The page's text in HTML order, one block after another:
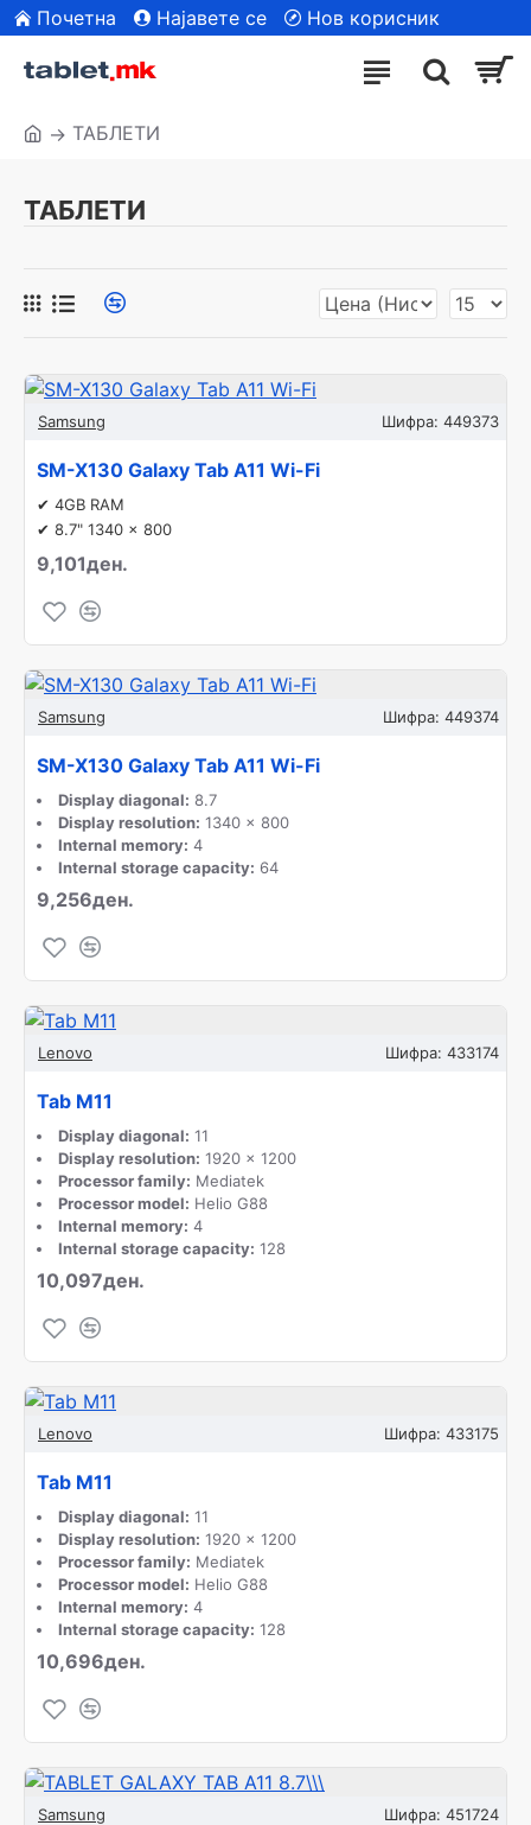
Почетна Најавете се
Нов корисник
ТАБЛЕТИ
ТАБЛЕТИ
Samsung Шифра: 449373
SM-X130 Galaxy Tab A11 Wi-Fi
✔ 4GB RAM
✔ 8.7" 1340 x 800
9,101ден.
Samsung Шифра: 449374
SM-X130 Galaxy Tab A11 Wi-Fi
Display diagonal: 8.7
Display resolution: 1340 x 800
Internal memory: 4
Internal storage capacity: 64
9,256ден.
Lenovo Шифра: 433174
Tab M11
Display diagonal: 11
Display resolution: 1920 x 1200
Processor family: Mediatek
Processor model: Helio G88
Internal memory: 4
Internal storage capacity: 128
10,097ден.
Lenovo Шифра: 433175
Tab M11
Display diagonal: 11
Display resolution: 1920 x 1200
Processor family: Mediatek
Processor model: Helio G88
Internal memory: 4
Internal storage capacity: 128
10,696ден.
Samsung Шифра: 451724